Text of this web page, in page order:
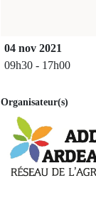
04 nov 2021
09h30 - 17h00
Organisateur(s)